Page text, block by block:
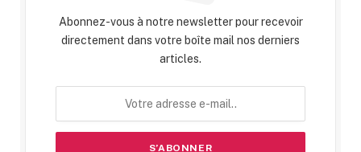
Abonnez-vous à notre newsletter pour recevoir
directement dans votre boîte mail nos derniers
articles.